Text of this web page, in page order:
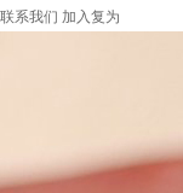
联系我们 加入复为